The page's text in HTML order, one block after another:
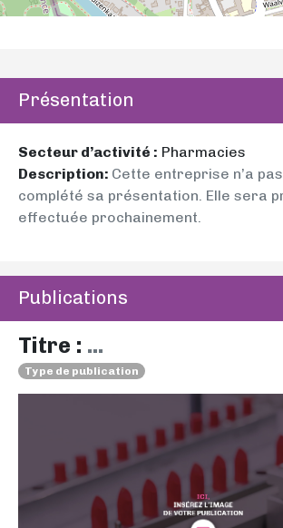
Présentation
Secteur d’activité : Pharmacies
Description: Cette entreprise n’a
complété sa présentation. Elle sera
effectuée prochainement.
Publications
Titre : ...
Type de publication